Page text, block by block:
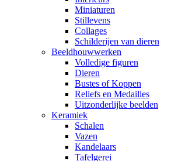
Miniaturen
Stillevens
Collages
Schilderijen van dieren
Beeldhouwwerken
Volledige figuren
Dieren
Bustes of Koppen
Reliefs en Medailles
Uitzonderlijke beelden
Keramiek
Schalen
Vazen
Kandelaars
Tafelgerei